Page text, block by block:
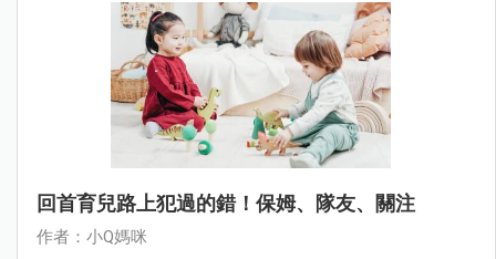
回首育兒路上犯過的錯！保姆、隊友、關注
作者：小Q媽咪